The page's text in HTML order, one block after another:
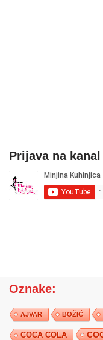
Prijava na kanal
Oznake:
AJVAR BOŽIĆ
COCA COLA